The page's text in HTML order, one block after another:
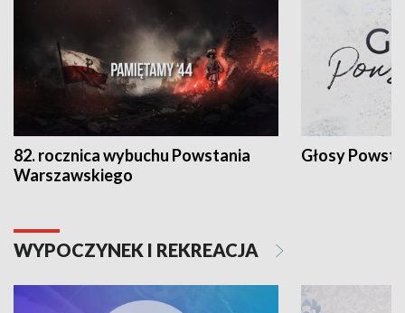
82. rocznica wybuchu Powstania
Warszawskiego
Głosy
WYPOCZYNEK I REKREACJA